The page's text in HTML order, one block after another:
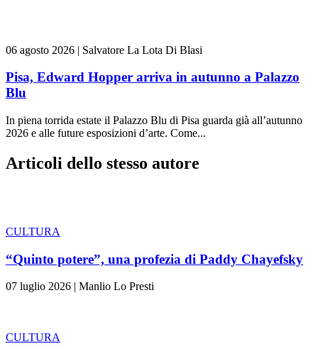
06 agosto 2026 | Salvatore La Lota Di Blasi
Pisa, Edward Hopper arriva in autunno a Palazzo
Blu
In piena torrida estate il Palazzo Blu di Pisa guarda già all’autunno
2026 e alle future esposizioni d’arte. Come...
Articoli dello stesso autore
CULTURA
“Quinto potere”, una profezia di Paddy Chayefsky
07 luglio 2026 | Manlio Lo Presti
CULTURA